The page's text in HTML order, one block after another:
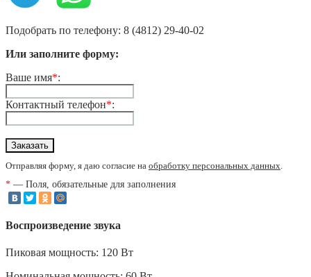
Подобрать по телефону: 8 (4812) 29-40-02
Или заполните форму:
Ваше имя*:
Контактный телефон*:
Отправляя форму, я даю согласие на обработку персональных данных.
* — Поля, обязательные для заполнения
Воспроизведение звука
Пиковая мощность: 120 Вт